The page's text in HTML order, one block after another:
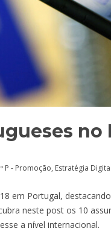
no
P - Promoção, Estratégia Digital
em Portugal,
neste post os 10
a nível internacional.